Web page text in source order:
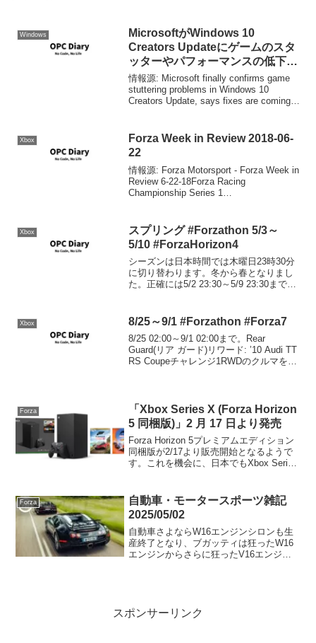
Windows
MicrosoftがWindows 10
Creators Updateにゲームのスタ
ッターやパフォーマンスの低下の
原因があることを認める
情報源: Microsoft finally confirms game
stuttering problems in Windows 10
Creators Update, says fixes are coming |
Xbox
Forza Week in Review 2018-06-
22
情報源: Forza Motorsport - Forza Week in
Review 6-22-18Forza Racing
Championship Series 1
Xbox
スプリング #Forzathon 5/3～
5/10 #ForzaHorizon4
シーズンは日本時間では木曜日23時30分
に切り替わります。冬から春となりまし
た。正確には5/2 23:30～5/9 23:30まで。
Xbox 8/25～9/1 #Forzathon #Forza7
8/25 02:00～9/1 02:00まで。Rear
Guard(リア ガード)リワード: ’10 Audi TT
RS Coupeチャレンジ1RWDのクルマを使
Forza
「Xbox Series X (Forza Horizon
5 同梱版)」2 月 17 日より発売
Forza Horizon 5プレミアムエディション
同梱版が2/17より販売開始となるようで
す。これを機会に、日本でもXbox Series
Forza
自動車・モータースポーツ雑記
2025/05/02
自動車さよならW16エンジンシロンも生
産終了となり、ブガッティは狂ったW16
エンジンからさらに狂ったV16エンジン
スポンサーリンク